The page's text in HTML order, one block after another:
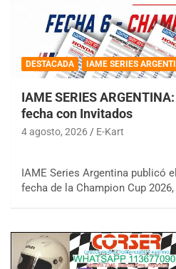
DESTACADA IAME SERIES
IAME SERIES
fecha con Invitados
4 agosto, 2026 E-Kart
IAME Series Argentina publicó
fecha de la Champion Cup